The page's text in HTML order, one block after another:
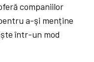
companiilor
a-şi menține
într-un mod